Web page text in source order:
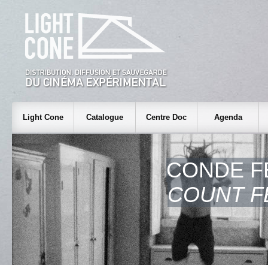
Light Cone Catalogue Centre Doc Agenda
CONDE
COUNT